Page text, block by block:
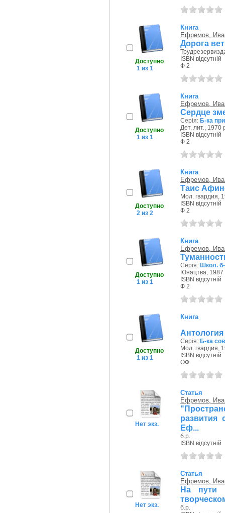
Доступно
1 из 1
Книга
Ефремов,
Дорога
ISBN відсутній
Ф 2
Доступно
1 из 1
Книга
Ефремов,
Сердце
Серія: Б-ка
Дет. лит., 1970
ISBN відсутній
Ф 2
Доступно
2 из 2
Книга
Ефремов,
Таис
Мол. гвардия,
ISBN відсутній
Ф 2
Доступно
1 из 1
Книга
Ефремов,
Серія: Школ.
Юнацтва, 1987
ISBN відсутній
Ф 2
Доступно
1 из 1
Книга
Серія: Б-ка
Мол. гвардия,
ISBN відсутній
ОФ
Нет экз.
Статья
Ефремов,
развития
Еф...
б.р.
ISBN відсутній
Нет экз.
Статья
Ефремов,
На пути
б.р.